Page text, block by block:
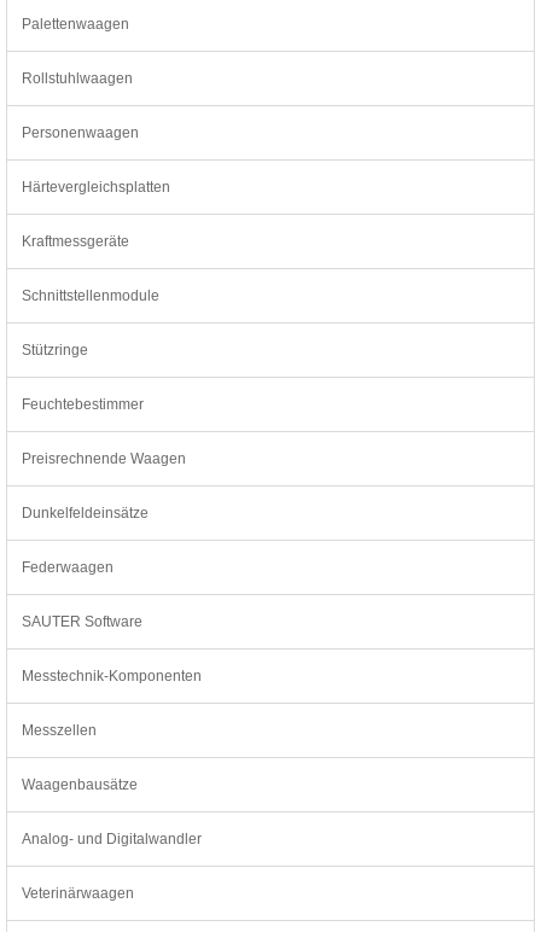
Palettenwaagen
Rollstuhlwaagen
Personenwaagen
Härtevergleichsplatten
Kraftmessgeräte
Schnittstellenmodule
Stützringe
Feuchtebestimmer
Preisrechnende Waagen
Dunkelfeldeinsätze
Federwaagen
SAUTER Software
Messtechnik-Komponenten
Messzellen
Waagenbausätze
Analog- und Digitalwandler
Veterinärwaagen